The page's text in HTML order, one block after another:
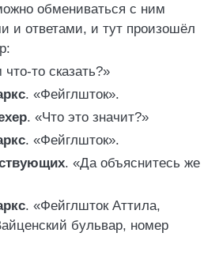
обмениваться с ним
и ответами, и тут произошёл
то сказать?»
. «Фейглшток».
. «Что это значит?»
. «Фейглшток».
. «Да объяснитесь же
. «Фейглшток Аттила,
бульвар, номер